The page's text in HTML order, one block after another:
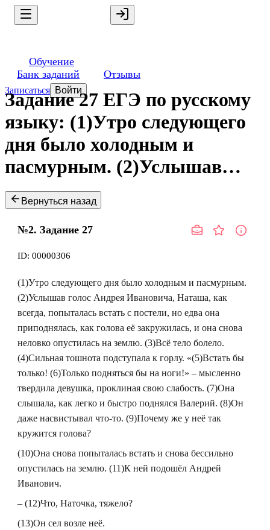
Обучение
Банк заданий
Отзывы
Записаться Войти
Задание 27 ЕГЭ по русскому
языку: (1)Утро следующего
дня было холодным и
пасмурным. (2)Услышав…
Вернуться назад
№2. Задание 27
ID: 00000306
(1)Утро следующего дня было холодным и пасмурным.
(2)Услышав голос Андрея Ивановича, Наташа, как
всегда, попыталась встать с постели, но едва она
приподнялась, как голова её закружилась, и она снова
неловко опустилась на землю. (3)Всё тело болело.
(4)Сильная тошнота подступала к горлу. «(5)Встать бы
только! (6)Только подняться бы на ноги!» – мысленно
твердила девушка, проклиная свою слабость. (7)Она
слышала, как легко и быстро поднялся Валерий. (8)Он
даже насвистывал что-то. (9)Почему же у неё так
кружится голова?
(10)Она снова попыталась встать и снова бессильно
опустилась на землю. (11)К ней подошёл Андрей
Иванович.
– (12)Что, Наточка, тяжело?
(13)Он сел возле неё.